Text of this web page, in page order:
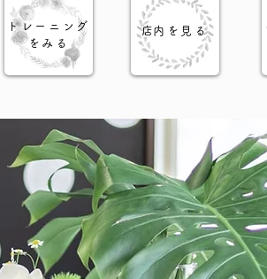
トレーニング
をみる
​店内を見る